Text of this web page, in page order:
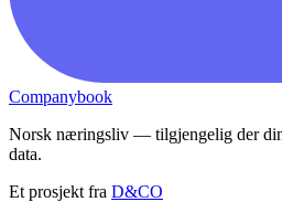
Companybook
Norsk næringsliv — tilgjengelig der
data.
Et prosjekt fra D&CO